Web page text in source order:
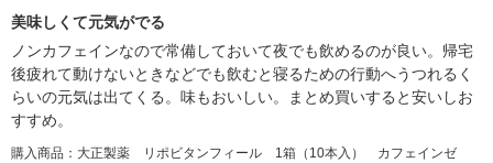
美味しくて元気がでる
ノンカフェインなので常備しておいて夜でも飲めるのが良い。帰宅
後疲れて動けないときなどでも飲むと寝るための行動へうつれるく
らいの元気は出てくる。味もおいしい。まとめ買いすると安いしお
すすめ。
購入商品：大正製薬 リポビタンフィール 1箱（10本入） カフェインゼ